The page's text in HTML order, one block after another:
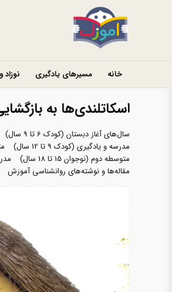
خانه مسیرهای یادگیری نوزاد
اسکاتلندی‌ها به
سال‌های آغاز دبستان (کودک 6 تا 9 سال)
مدرسه و یادگیری (کودک 9 تا 12 سال)
متوسطه دوم (نوجوان 15 تا 18 سال)
مقاله‌ها و نوشته‌های روانشناسی آموزش